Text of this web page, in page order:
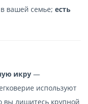
вашей семье; есть
икру —
используют
вы лишитесь крупной